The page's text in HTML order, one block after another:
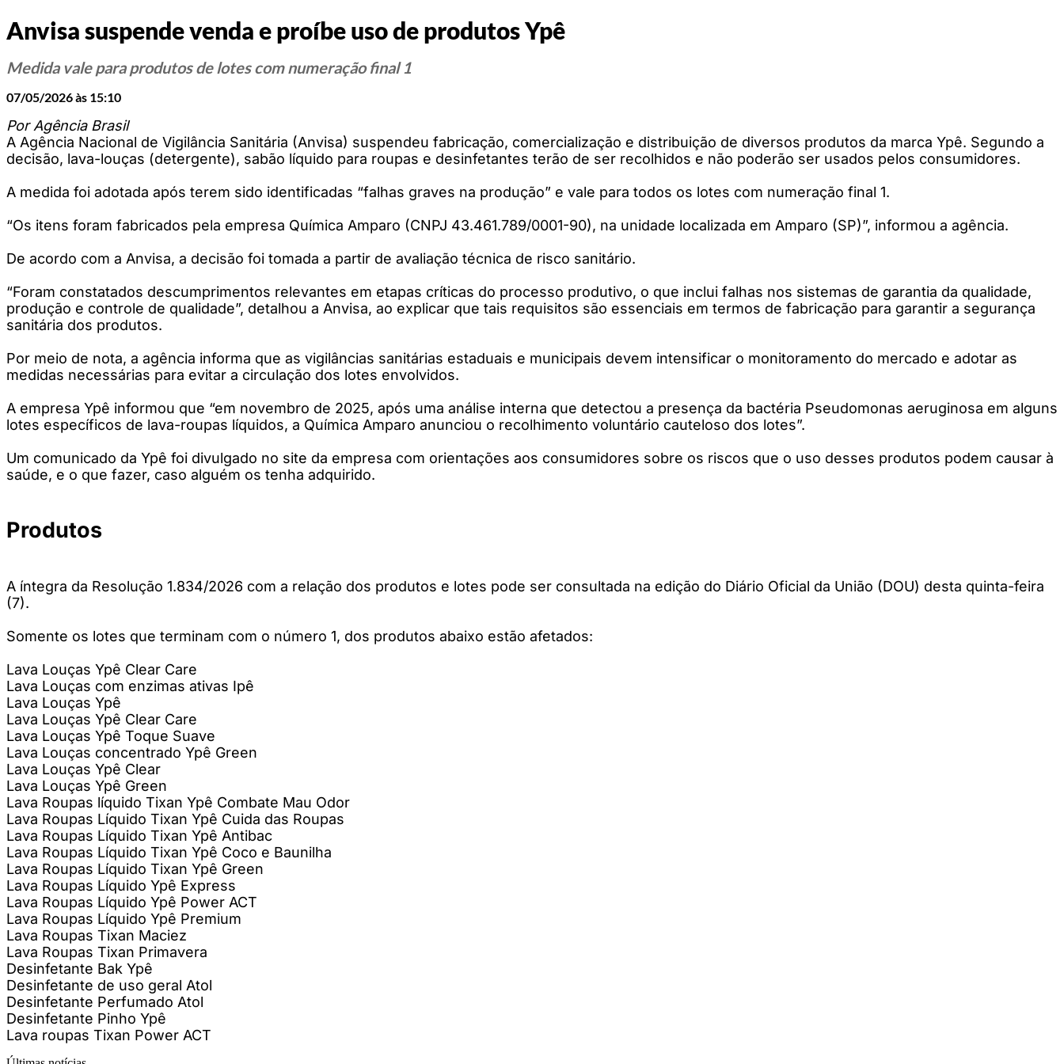
Anvisa suspende venda e proíbe uso de produtos Ypê
Medida vale para produtos de lotes com numeração final 1
07/05/2026 às 15:10
Por Agência Brasil
A Agência Nacional de Vigilância Sanitária (Anvisa) suspendeu fabricação, comercialização e distribuição de diversos produtos da marca Ypê. Segundo a
decisão, lava-louças (detergente), sabão líquido para roupas e desinfetantes terão de ser recolhidos e não poderão ser usados pelos consumidores.
A medida foi adotada após terem sido identificadas “falhas graves na produção” e vale para todos os lotes com numeração final 1.
“Os itens foram fabricados pela empresa Química Amparo (CNPJ 43.461.789/0001-90), na unidade localizada em Amparo (SP)”, informou a agência.
De acordo com a Anvisa, a decisão foi tomada a partir de avaliação técnica de risco sanitário.
“Foram constatados descumprimentos relevantes em etapas críticas do processo produtivo, o que inclui falhas nos sistemas de garantia da qualidade,
produção e controle de qualidade”, detalhou a Anvisa, ao explicar que tais requisitos são essenciais em termos de fabricação para garantir a segurança
sanitária dos produtos.
Por meio de nota, a agência informa que as vigilâncias sanitárias estaduais e municipais devem intensificar o monitoramento do mercado e adotar as
medidas necessárias para evitar a circulação dos lotes envolvidos.
A empresa Ypê informou que “em novembro de 2025, após uma análise interna que detectou a presença da bactéria Pseudomonas aeruginosa em alguns
lotes específicos de lava-roupas líquidos, a Química Amparo anunciou o recolhimento voluntário cauteloso dos lotes”.
Um comunicado da Ypê foi divulgado no site da empresa com orientações aos consumidores sobre os riscos que o uso desses produtos podem causar à
saúde, e o que fazer, caso alguém os tenha adquirido.
Produtos
A íntegra da Resolução 1.834/2026 com a relação dos produtos e lotes pode ser consultada na edição do Diário Oficial da União (DOU) desta quinta-feira
(7).
Somente os lotes que terminam com o número 1, dos produtos abaixo estão afetados:
Lava Louças Ypê Clear Care
Lava Louças com enzimas ativas Ipê
Lava Louças Ypê
Lava Louças Ypê Clear Care
Lava Louças Ypê Toque Suave
Lava Louças concentrado Ypê Green
Lava Louças Ypê Clear
Lava Louças Ypê Green
Lava Roupas líquido Tixan Ypê Combate Mau Odor
Lava Roupas Líquido Tixan Ypê Cuida das Roupas
Lava Roupas Líquido Tixan Ypê Antibac
Lava Roupas Líquido Tixan Ypê Coco e Baunilha
Lava Roupas Líquido Tixan Ypê Green
Lava Roupas Líquido Ypê Express
Lava Roupas Líquido Ypê Power ACT
Lava Roupas Líquido Ypê Premium
Lava Roupas Tixan Maciez
Lava Roupas Tixan Primavera
Desinfetante Bak Ypê
Desinfetante de uso geral Atol
Desinfetante Perfumado Atol
Desinfetante Pinho Ypê
Lava roupas Tixan Power ACT